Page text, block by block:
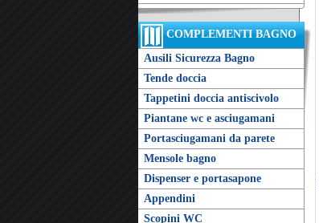
COMPLEMENTI BAGNO
Ausili Sicurezza Bagno
Tende doccia
Tappetini doccia antiscivolo
Piantane wc e asciugamani
Portasciugamani da parete
Mensole bagno
Dispenser e portasapone
Appendini
Scopini WC